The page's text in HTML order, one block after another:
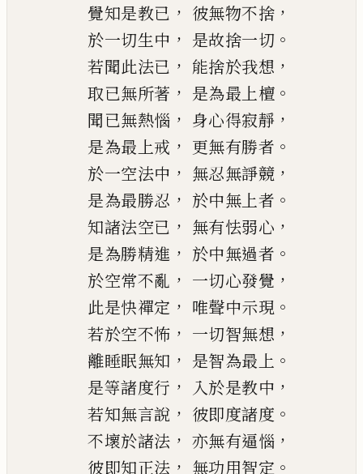
覺知是教已 ， 彼無物不捨 ，
於一切生中 ， 是故捨一切 。
若聞此法已 ， 能捨於我想 ，
取已無所著 ， 是為最上檀 。
聞已無熱惱 ， 身心得寂靜 ，
是為最上戒 ， 更無有勝者 。
於一空法中 ， 無忍無諍競 ，
是為最勝忍 ， 於中無上者 。
知諸法空已 ， 無有怯弱心 ，
是為勝精進 ， 於中無過者 。
於空常不亂 ， 一切心發覺 ，
此是快禪定 ， 唯聲中示現 。
若於空不怖 ， 一切智無想 ，
離睡眠無知 ， 是智為最上 。
是等諸度行 ， 入於是教中 ，
若知無言說 ， 彼即度諸度 。
不壞於諸法 ， 亦無有逼惱 ，
彼即知正法 ， 無功用智定 。